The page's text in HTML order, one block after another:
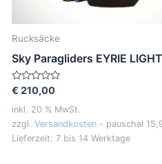
Rucksäcke
Sky Paragliders EYRIE LIGHT
Bewertet
0
von
5
€ 210,00
inkl. 20 % MwSt.
zzgl. Versandkosten - pauschal
Lieferzeit: 7 bis 14 Werktage